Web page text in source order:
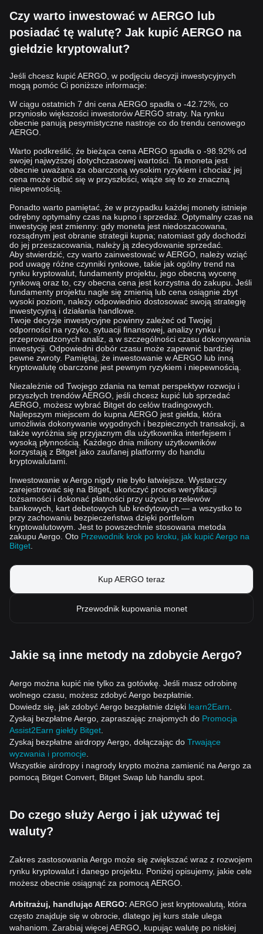
Czy warto inwestować w AERGO lub
posiadać tę walutę? Jak kupić AERGO na
giełdzie kryptowalut?
Jeśli chcesz kupić AERGO, w podjęciu decyzji inwestycyjnych
mogą pomóc Ci poniższe informacje:
W ciągu ostatnich 7 dni cena AERGO spadła o -42.72%, co
przyniosło większości inwestorów AERGO straty. Na rynku
obecnie panują pesymistyczne nastroje co do trendu cenowego
AERGO.
Warto podkreślić, że bieżąca cena AERGO spadła o -98.92% od
swojej najwyższej dotychczasowej wartości. Ta moneta jest
obecnie uważana za obarczoną wysokim ryzykiem i chociaż jej
cena może odbić się w przyszłości, wiąże się to ze znaczną
niepewnością.
Ponadto warto pamiętać, że w przypadku każdej monety istnieje
odrębny optymalny czas na kupno i sprzedaż. Optymalny czas na
inwestycję jest zmienny: gdy moneta jest niedoszacowana,
rozsądnym jest obranie strategii kupna; natomiast gdy dochodzi
do jej przeszacowania, należy ją zdecydowanie sprzedać.
Aby stwierdzić, czy warto zainwestować w AERGO, należy wziąć
pod uwagę różne czynniki rynkowe, takie jak ogólny trend na
rynku kryptowalut, fundamenty projektu, jego obecną wycenę
rynkową oraz to, czy obecna cena jest korzystna do zakupu. Jeśli
fundamenty projektu nagle się zmienią lub cena osiągnie zbyt
wysoki poziom, należy odpowiednio dostosować swoją strategię
inwestycyjną i działania handlowe.
Twoje decyzje inwestycyjne powinny zależeć od Twojej
odporności na ryzyko, sytuacji finansowej, analizy rynku i
przeprowadzonych analiz, a w szczególności czasu dokonywania
inwestycji. Odpowiedni dobór czasu może zapewnić bardziej
pewne zwroty. Pamiętaj, że inwestowanie w AERGO lub inną
kryptowalutę obarczone jest pewnym ryzykiem i niepewnością.
Niezależnie od Twojego zdania na temat perspektyw rozwoju i
przyszłych trendów AERGO, jeśli chcesz kupić lub sprzedać
AERGO, możesz wybrać Bitget do celów tradingowych.
Najlepszym miejscem do kupna AERGO jest giełda, która
umożliwia dokonywanie wygodnych i bezpiecznych transakcji, a
także wyróżnia się przyjaznym dla użytkownika interfejsem i
wysoką płynnością. Każdego dnia miliony użytkowników
korzystają z Bitget jako zaufanej platformy do handlu
kryptowalutami.
Inwestowanie w Aergo nigdy nie było łatwiejsze. Wystarczy
zarejestrować się na Bitget, ukończyć proces weryfikacji
tożsamości i dokonać płatności przy użyciu przelewów
bankowych, kart debetowych lub kredytowych — a wszystko to
przy zachowaniu bezpieczeństwa dzięki portfelom
kryptowalutowym. Jest to powszechnie stosowana metoda
zakupu Aergo. Oto Przewodnik krok po kroku, jak kupić Aergo na
Bitget
Kup AERGO teraz
Przewodnik kupowania monet
Jakie są inne metody na zdobycie Aergo?
Aergo można kupić nie tylko za gotówkę. Jeśli masz odrobinę
wolnego czasu, możesz zdobyć Aergo bezpłatnie.
Dowiedz się, jak zdobyć Aergo bezpłatnie dzięki learn2Earn
Zyskaj bezpłatne Aergo, zapraszając znajomych do Promocja
Assist2Earn giełdy Bitget
Zyskaj bezpłatne airdropy Aergo, dołączając do Trwające
wyzwania i promocje
Wszystkie airdropy i nagrody krypto można zamienić na Aergo za
pomocą Bitget Convert, Bitget Swap lub handlu spot.
Do czego służy Aergo i jak używać tej
waluty?
Zakres zastosowania Aergo może się zwiększać wraz z rozwojem
rynku kryptowalut i danego projektu. Poniżej opisujemy, jakie cele
możesz obecnie osiągnąć za pomocą AERGO.
Arbitrażuj, handlując AERGO: AERGO jest kryptowalutą, która
często znajduje się w obrocie, dlatego jej kurs stale ulega
wahaniom. Zarabiaj więcej AERGO, kupując walutę po niskiej